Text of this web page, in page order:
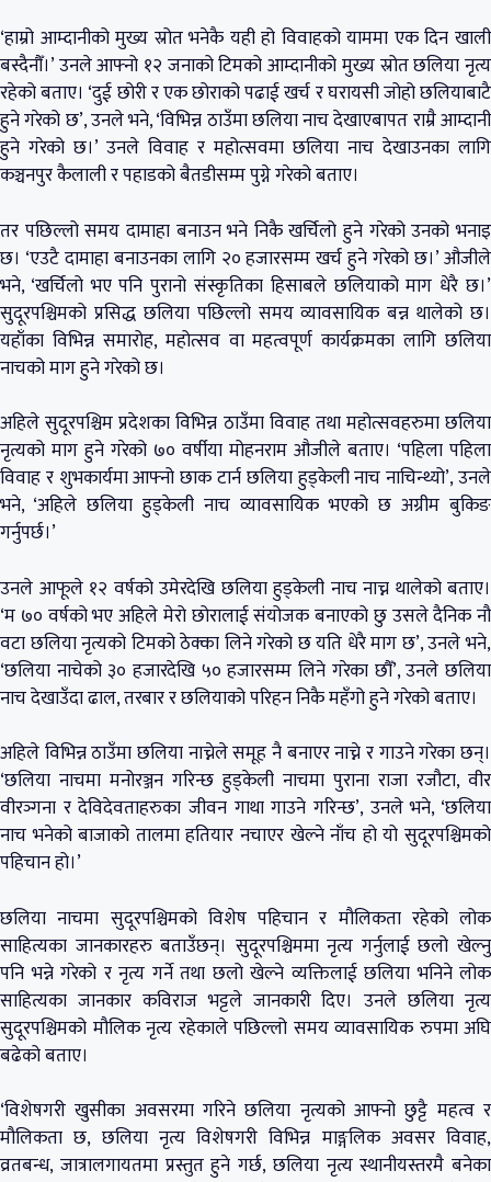
‘हाम्रो आम्दानीको मुख्य स्रोत भनेकै यही हो विवाहको याममा एक दिन खाली
बस्दैनौँ।’ उनले आफ्नो १२ जनाको टिमको आम्दानीको मुख्य स्रोत छलिया नृत्य
रहेको बताए। ‘दुई छोरी र एक छोराको पढाई खर्च र घरायसी जोहो छलियाबाटै
हुने गरेको छ’, उनले भने, ‘विभिन्न ठाउँमा छलिया नाच देखाएबापत राम्रै आम्दानी
हुने गरेको छ।’ उनले विवाह र महोत्सवमा छलिया नाच देखाउनका लागि
कञ्चनपुर कैलाली र पहाडको बैतडीसम्म पुग्ने गरेको बताए।
तर पछिल्लो समय दामाहा बनाउन भने निकै खर्चिलो हुने गरेको उनको भनाइ
छ। ‘एउटै दामाहा बनाउनका लागि २० हजारसम्म खर्च हुने गरेको छ।’ औजीले
भने, ‘खर्चिलो भए पनि पुरानो संस्कृतिका हिसाबले छलियाको माग धेरै छ।’
सुदूरपश्चिमको प्रसिद्ध छलिया पछिल्लो समय व्यावसायिक बन्न थालेको छ।
यहाँका विभिन्न समारोह, महोत्सव वा महत्वपूर्ण कार्यक्रमका लागि छलिया
नाचको माग हुने गरेको छ।
अहिले सुदूरपश्चिम प्रदेशका विभिन्न ठाउँमा विवाह तथा महोत्सवहरुमा छलिया
नृत्यको माग हुने गरेको ७० वर्षीया मोहनराम औजीले बताए। ‘पहिला पहिला
विवाह र शुभकार्यमा आफ्नो छाक टार्न छलिया हुड्केली नाच नाचिन्थ्यो’, उनले
भने, ‘अहिले छलिया हुड्केली नाच व्यावसायिक भएको छ अग्रीम बुकिङ
गर्नुपर्छ।’
उनले आफूले १२ वर्षको उमेरदेखि छलिया हुड्केली नाच नाच्न थालेको बताए।
‘म ७० वर्षको भए अहिले मेरो छोरालाई संयोजक बनाएको छु उसले दैनिक नौ
वटा छलिया नृत्यको टिमको ठेक्का लिने गरेको छ यति धेरै माग छ’, उनले भने,
‘छलिया नाचेको ३० हजारदेखि ५० हजारसम्म लिने गरेका छौँ’, उनले छलिया
नाच देखाउँदा ढाल, तरबार र छलियाको परिहन निकै महँगो हुने गरेको बताए।
अहिले विभिन्न ठाउँमा छलिया नाच्नेले समूह नै बनाएर नाच्ने र गाउने गरेका छन्।
‘छलिया नाचमा मनोरञ्जन गरिन्छ हुड्केली नाचमा पुराना राजा रजौटा, वीर
वीरञ्गना र देविदेवताहरुका जीवन गाथा गाउने गरिन्छ’, उनले भने, ‘छलिया
नाच भनेको बाजाको तालमा हतियार नचाएर खेल्ने नाँच हो यो सुदूरपश्चिमको
पहिचान हो।’
छलिया नाचमा सुदूरपश्चिमको विशेष पहिचान र मौलिकता रहेको लोक
साहित्यका जानकारहरु बताउँछन्। सुदूरपश्चिममा नृत्य गर्नुलाई छलो खेल्नु
पनि भन्ने गरेको र नृत्य गर्ने तथा छलो खेल्ने व्यक्तिलाई छलिया भनिने लोक
साहित्यका जानकार कविराज भट्टले जानकारी दिए। उनले छलिया नृत्य
सुदूरपश्चिमको मौलिक नृत्य रहेकाले पछिल्लो समय व्यावसायिक रुपमा अघि
बढेको बताए।
‘विशेषगरी खुसीका अवसरमा गरिने छलिया नृत्यको आफ्नो छुट्टै महत्व र
मौलिकता छ, छलिया नृत्य विशेषगरी विभिन्न माङ्गलिक अवसर विवाह,
व्रतबन्ध, जात्रालगायतमा प्रस्तुत हुने गर्छ, छलिया नृत्य स्थानीयस्तरमै बनेका